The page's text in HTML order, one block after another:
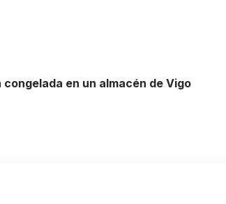
en un almacén de Vigo